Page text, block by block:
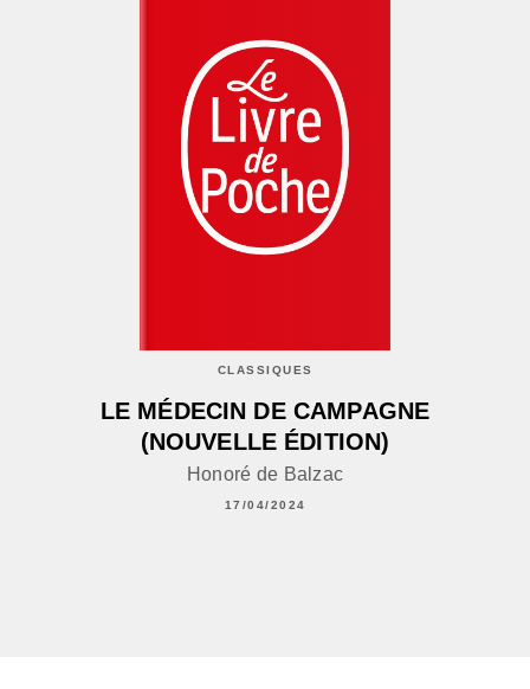
CLASSIQUES
LE MÉDECIN DE CAMPAGNE
(NOUVELLE ÉDITION)
Honoré de Balzac
17/04/2024